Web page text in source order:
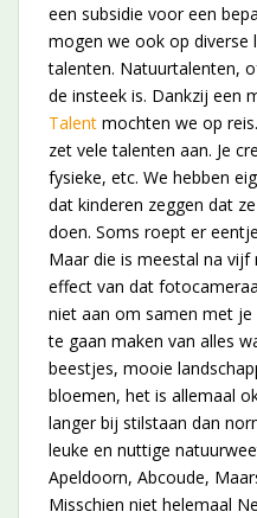
een subsidie voor een
mogen we ook op diverse
talenten. Natuurtalenten,
de insteek is. Dankzij een
Talent mochten we op
zet vele talenten aan. Je
fysieke, etc. We hebben
dat kinderen zeggen dat
doen. Soms roept er eentje
Maar die is meestal na
effect van dat
niet aan om samen met
te gaan maken van alles
beestjes, mooie
bloemen, het is allemaal
langer bij stilstaan dan
leuke en nuttige
Apeldoorn, Abcoude,
Misschien niet helemaal